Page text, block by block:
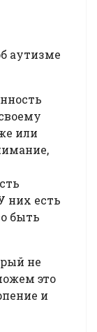
аутизме
или
них есть
быть
не
это
и